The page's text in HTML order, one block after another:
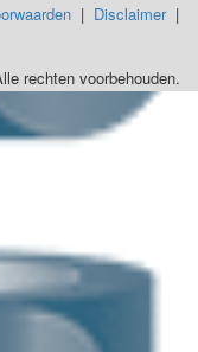
| Disclaimer|
rechten voorbehouden.